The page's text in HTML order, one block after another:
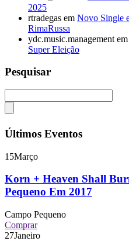
2025
rtradegas em Novo Single
RimaRussa
ydc.music.management em
Super Eleição
Pesquisar
Últimos Eventos
15Março
Korn + Heaven Shall
Pequeno Em 2017
Campo Pequeno
Comprar
27Janeiro